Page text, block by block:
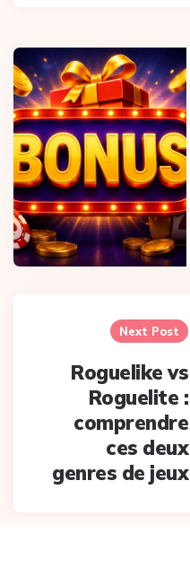
Post
navigation
Next Post
Roguelike vs
Roguelite :
comprendre
ces deux
genres de jeux